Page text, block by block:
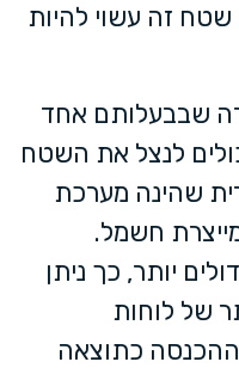
זה עשוי להיות
שבבעלותם אחד
לנצל את השטח
שהינה מערכת
חשמל.
יותר, כך ניתן
של לוחות
ההכנסה כתוצאה